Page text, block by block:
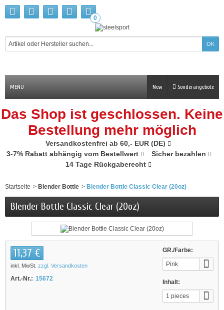
0
MENU Sonderangebote
New
Das Shop ist geschlossen. Keine
Bestellung mehr möglich
Versandkostenfrei ab 60,- EUR (DE)
3-7% Rabatt abhängig vom Bestellwert
Sicher bezahlen
14 Tage Rückgaberecht
Startseite > Blender Bottle > Blender Bottle Classic Clear (20oz)
Blender Bottle Classic Clear (20oz)
GR./Farbe:
Pink
Inhalt:
1 pieces
11,37 €
inkl. MwSt. zzgl. Versandkosten
Art.-Nr.: 15672